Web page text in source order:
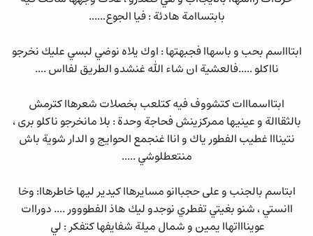
بابتساامة هادئة : فيا الجوع......
ابتاااسم بحب و باسهاا فجبهتها : اوك يلاه نوضي لبسي عليك نخرجو
نااكلو .....فالعشية ان شاء الله غنشدو الطريق لفااس ....
ابتااسمااات كتشووف فيه كتلعب بخصلات شعرهاا كترمش
بالثقاالة و عينيها ممركزينش فحاجة وحدة : بلا مانخرجو ناكلو برى ،
نتينااا غطيب الفطور ياك و اناا غنجمع الحوايج و الدار شوية باش
منتعطلوشي .....
ابتاسم بالجنب و على حجباانو مسايرهاا كيدير ليها خاطرهاا: وخا
اانستي ، شنو بغيتي تفطري نوجدو ليك هاذ الفطووور .... دوراات
عويناااتهاا يمين و شمال ميلة شفايفها كتفكر : لي